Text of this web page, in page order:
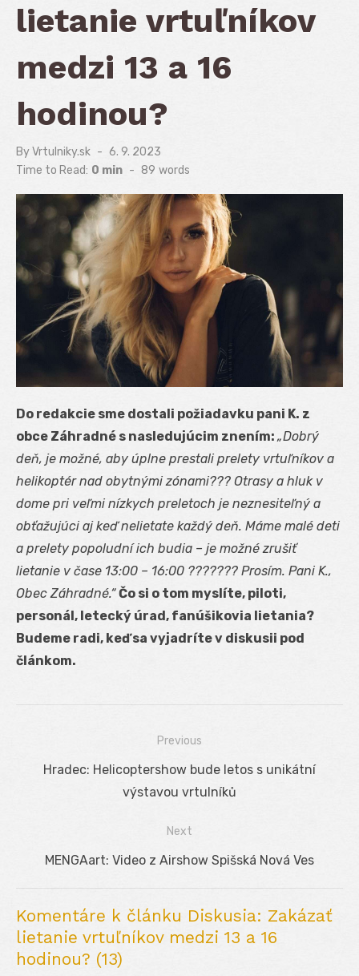
lietanie vrtuľníkov
medzi 13 a 16
hodinou?
ByVrtulniky.sk
Posted
on
6. 9. 2023
Time to Read: 0 min - 89 words
Do redakcie sme dostali požiadavku pani K. z
obce Záhradné s nasledujúcim znením: „Dobrý
deň, je možné, aby úplne prestali prelety vrtuľníkov a
helikoptér nad obytnými zónami??? Otrasy a hluk v
dome pri veľmi nízkych preletoch je neznesiteľný a
obťažujúci aj keď nelietate každý deň. Máme malé deti
a prelety popoludní ich budia – je možné zrušiť
lietanie v čase 13:00 – 16:00 ??????? Prosím. Pani K.,
Obec Záhradné.“ Čo si o tom myslíte, piloti,
personál, letecký úrad, fanúšikovia lietania?
Budeme radi, keď sa vyjadríte v diskusii pod
článkom.
Navigácia
Previous
Previous
Hradec: Helicoptershow bude letos s unikátní
výstavou vrtulníků
Next
Next
MENGAart: Video z Airshow Spišská Nová Ves
Komentáre k článku Diskusia: Zakázať
lietanie vrtuľníkov medzi 13 a 16
hodinou? (13)